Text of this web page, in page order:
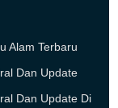
Alam Terbaru
Dan Update
Dan Update Di